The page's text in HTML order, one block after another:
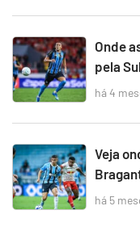
Onde
pela
há 4
Veja
há 5